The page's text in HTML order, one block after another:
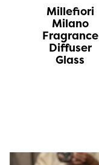
Millefiori
Milano
Fragrance
Diffuser
Glass